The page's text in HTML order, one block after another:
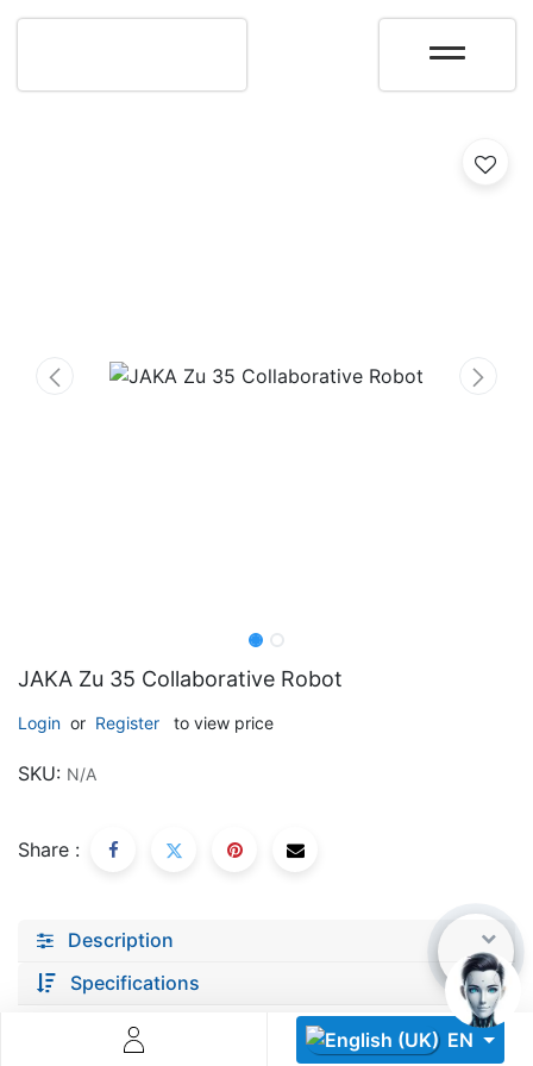
EN
JAKA Zu 35 Collaborative Robot
Login or Register to view price
SKU: N/A
Share :
Description
Specifications
Platformă integrată pentru managementul flotei de roboți
soluție
Află mai mult